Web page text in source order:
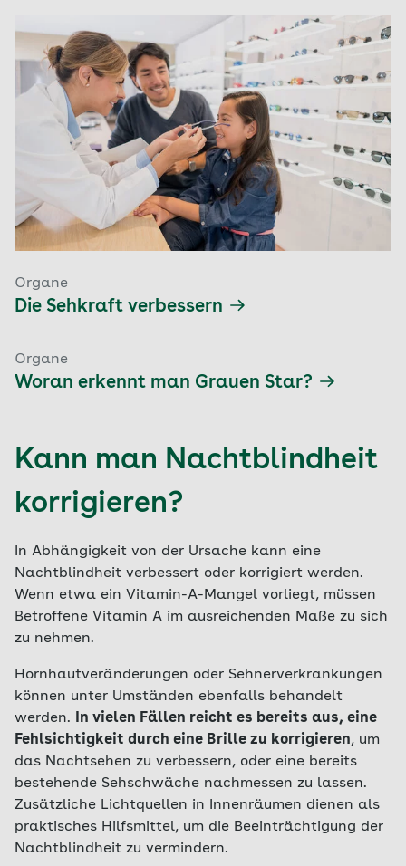
Organe
Die Sehkraft verbessern
Organe
Woran erkennt man Grauen Star?
Kann man Nachtblindheit
korrigieren?
In Abhängigkeit von der Ursache kann eine
Nachtblindheit verbessert oder korrigiert werden.
Wenn etwa ein Vitamin-A-Mangel vorliegt, müssen
Betroffene Vitamin A im ausreichenden Maße zu sich
zu nehmen.
Hornhautveränderungen oder Sehnerverkrankungen
können unter Umständen ebenfalls behandelt
werden.
In vielen Fällen reicht es bereits aus, eine
Fehlsichtigkeit durch eine Brille zu korrigieren, um
das Nachtsehen zu verbessern, oder eine bereits
bestehende Sehschwäche nachmessen zu lassen.
Zusätzliche Lichtquellen in Innenräumen dienen als
praktisches Hilfsmittel, um die Beeinträchtigung der
Nachtblindheit zu vermindern.